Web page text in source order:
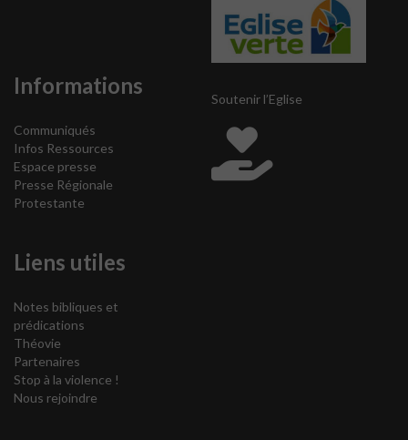
Informations
Communiqués
Infos Ressources
Espace presse
Presse Régionale
Protestante
Liens utiles
Notes bibliques et
prédications
Théovie
Partenaires
Stop à la violence !
Nous rejoindre
Soutenir l’Eglise